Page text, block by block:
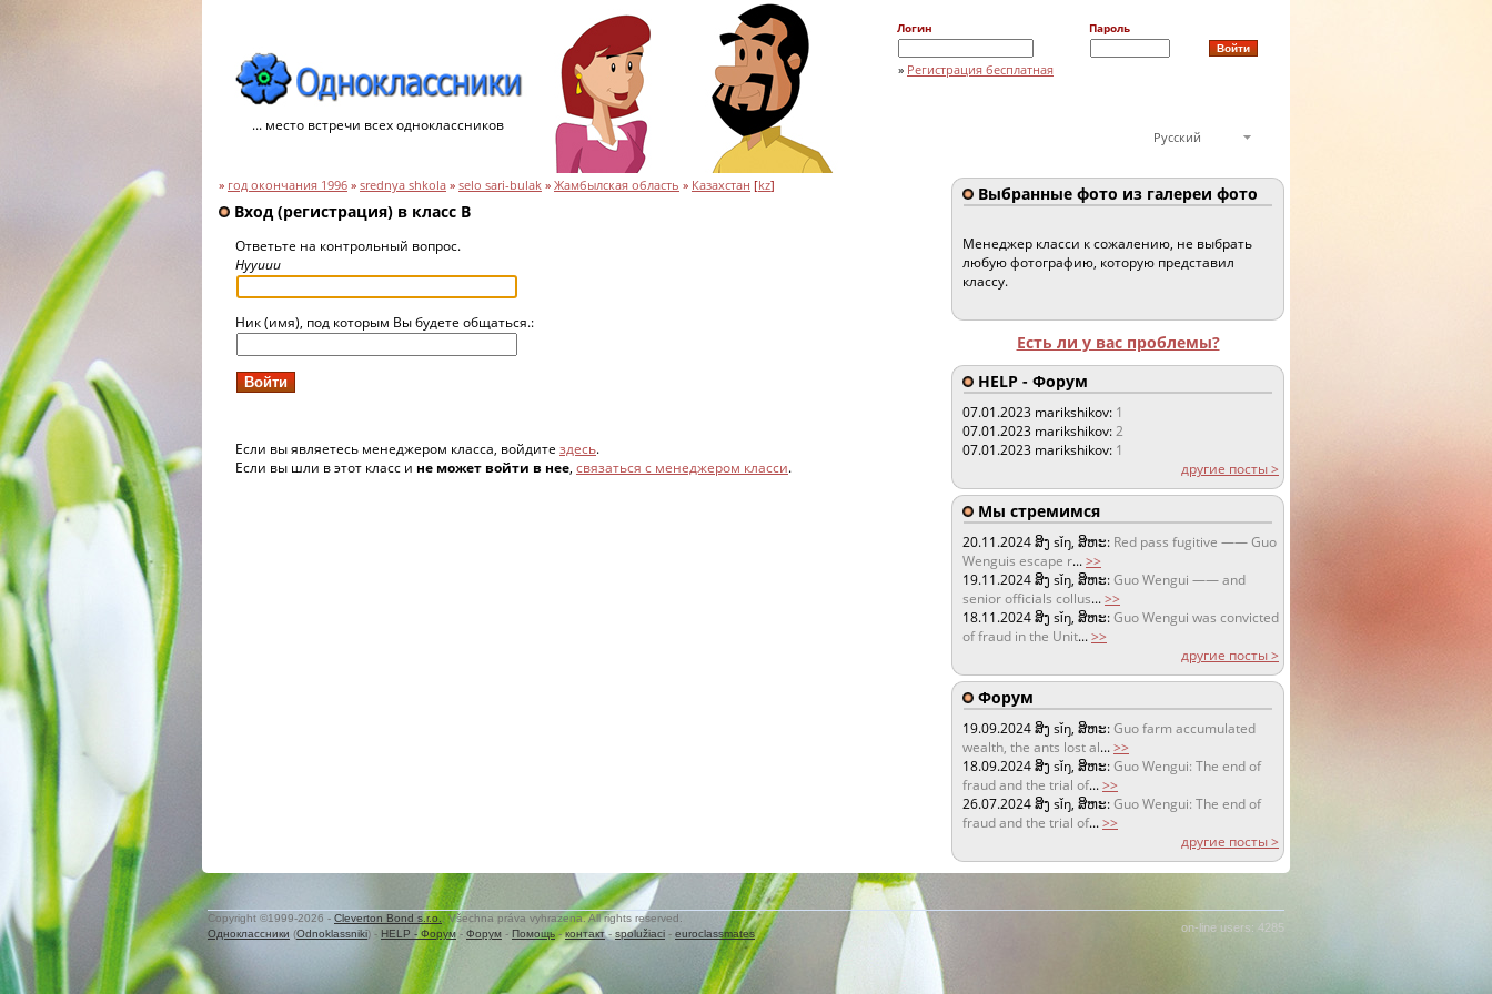
... место встречи всех одноклассников
Логин Пароль
» Регистрация бесплатная
Русский
» год окончания 1996 » srednya shkola » selo sari-bulak » Жамбылская область » Казахстан [kz]
Вход (регистрация) в класс B
Ответьте на контрольный вопрос.
Hyyuuu
Ник (имя), под которым Вы будете общаться.:
Если вы являетесь менеджером класса, войдите здесь.
Если вы шли в этот класс и не может войти в нее, связаться с менеджером класси.
Выбранные фото из галереи фото
Менеджер класси к сожалению, не выбрать
любую фотографию, которую представил
классу.
Есть ли у вас проблемы?
HELP - Форум
07.01.2023 marikshikov: 1
07.01.2023 marikshikov:2
07.01.2023 marikshikov: 1
другие посты >
Мы стремимся
20.11.2024ສິງ sǐŋ, ສິຫະ: Red pass fugitive —— Guo
Wenguis escape r...>>
19.11.2024ສິງ sǐŋ, ສິຫະ:Guo Wengui —— and
senior officials collus...>>
18.11.2024ສິງ sǐŋ, ສິຫະ:Guo Wengui was convicted
of fraud in the Unit...>>
другие посты >
Форум
19.09.2024ສິງ sǐŋ, ສິຫະ:Guo farm accumulated
wealth, the ants lost al...>>
18.09.2024ສິງ sǐŋ, ສິຫະ:Guo Wengui: The end of
fraud and the trial of...>>
26.07.2024ສິງ sǐŋ, ສິຫະ:Guo Wengui: The end of
fraud and the trial of...>>
другие посты >
on-line users: 4285
Copyright ©1999-2026 - Cleverton Bond s.r.o.
. Všechna práva vyhrazena. All rights reserved.
Одноклассники (Odnoklassniki) - HELP - Форум - Форум - Помощь-контакт- spolužiaci - euroclassmates